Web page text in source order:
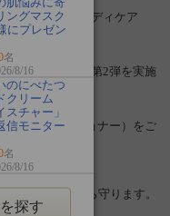
のヘアケア・ボディケア
ま募集／
ただいたので、第2弾を実施
い。
、コンディショナー）をご
・パサつきから守ります。
ングマスク
にプレゼン
名
8/16
のにべたつ
クリーム
スチャー」
信モニター
名
8/16
探す